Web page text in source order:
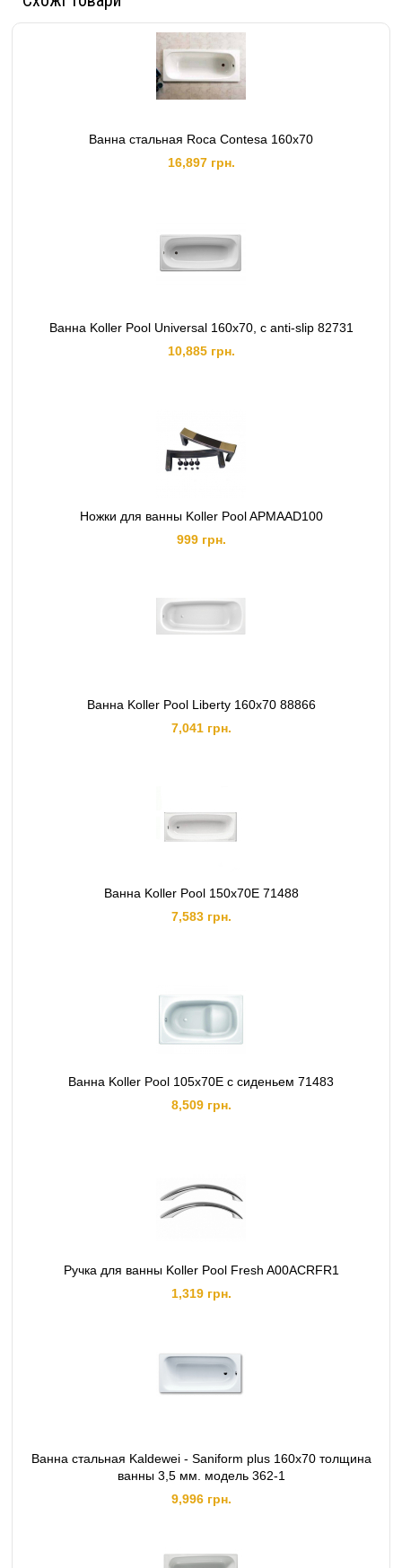
Ванна стальная Roca Contesa 160x70
16,897 грн.
Ванна Koller Pool Universal 160x70, с anti-slip 82731
10,885 грн.
Ножки для ванны Koller Pool APMAAD100
999 грн.
Ванна Koller Pool Liberty 160х70 88866
7,041 грн.
Ванна Koller Pool 150х70E 71488
7,583 грн.
Ванна Koller Pool 105х70E с сиденьем 71483
8,509 грн.
Ручка для ванны Koller Pool Fresh A00ACRFR1
1,319 грн.
Ванна стальная Kaldewei - Saniform plus 160x70 толщина
ванны 3,5 мм. модель 362-1
9,996 грн.